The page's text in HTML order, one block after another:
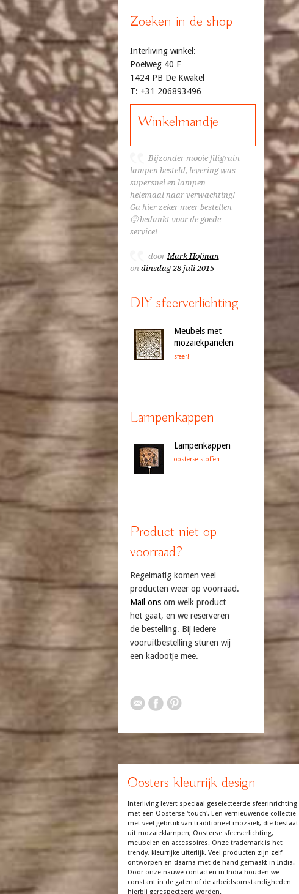
Zoeken in de shop
Interliving winkel:
Poelweg 40 F
1424 PB De Kwakel
T: +31 206893496
Winkelmandje
Bijzonder mooie filigrain
lampen besteld, levering was
supersnel en lampen
helemaal naar verwachting!
Ga hier zeker meer bestellen
🙂 bedankt voor de goede
service!
doorMark Hofman
on dinsdag 28 juli 2015
DIY sfeerverlichting
Meubels met
mozaiekpanelen
sfeer!
Lampenkappen
Lampenkappen
oosterse stoffen
Product niet op
voorraad?
Regelmatig komen veel
producten weer op voorraad.
Mail onsom welk product
het gaat, en we reserveren
de bestelling. Bij iedere
vooruitbestelling sturen wij
een kadootje mee.
Oosters kleurrijk design
Interliving levert speciaal geselecteerde sfeerinrichting
met een Oosterse 'touch'. Een vernieuwende collectie
met veel gebruik van traditioneel mozaiek, die bestaat
uit mozaieklampen, Oosterse sfeerverlichting,
meubelen en accessoires. Onze trademark is het
trendy, kleurrijke uiterlijk. Veel producten zijn zelf
ontworpen en daarna met de hand gemaakt in India.
Door onze nauwe contacten in India houden we
constant in de gaten of de arbeidsomstandigheden
hierbij gerespecteerd worden.